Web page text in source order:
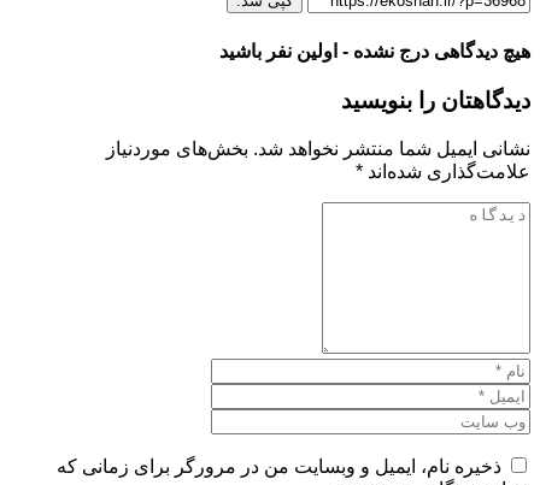
هیچ دیدگاهی درج نشده - اولین نفر باشید
دیدگاهتان را بنویسید
نشانی ایمیل شما منتشر نخواهد شد. بخش‌های موردنیاز
علامت‌گذاری شده‌اند *
ذخیره نام، ایمیل و وبسایت من در مرورگر برای زمانی که